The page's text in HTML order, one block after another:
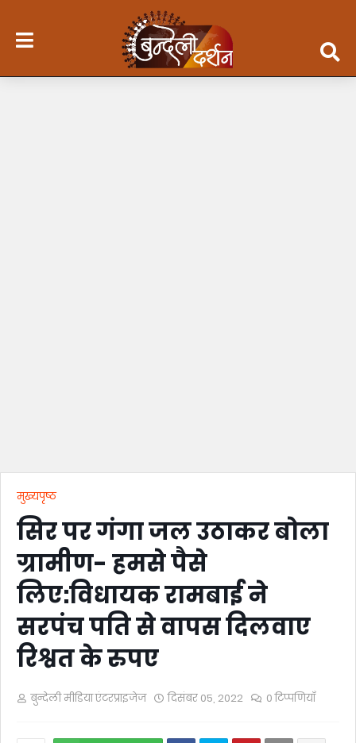
मुख्यपृष्ठ
सिर पर गंगा जल उठाकर बोला
ग्रामीण- हमसे पैसे
लिए:विधायक रामबाई ने
सरपंच पति से वापस दिलवाए
रिश्वत के रुपए
बुन्देली मीडिया एंटरप्राइजेज दिसंबर 05, 2022 0 टिप्पणियाँ